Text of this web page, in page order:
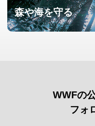
森や海を守る
WWFの
フォ